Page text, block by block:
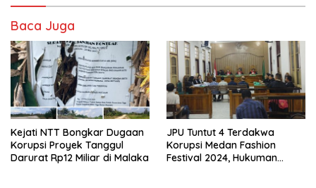
Baca Juga
Kejati NTT Bongkar Dugaan
Korupsi Proyek Tanggul
Darurat Rp12 Miliar di Malaka
JPU Tuntut 4 Terdakwa
Korupsi Medan Fashion
Festival 2024, Hukuman